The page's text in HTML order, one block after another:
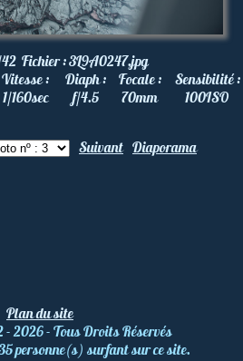
Fichier :3L9A0247.jpg
Vitesse :
1/160sec
Diaph :
f/4.5
Focale :
70mm
Sensibilité :
100ISO
Suivant Diaporama
Plan du site
- 2026 - Tous Droits Réservés
personne(s) surfant sur ce site.